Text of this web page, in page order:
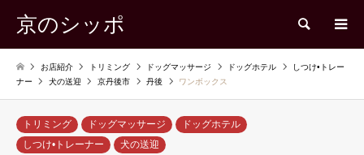
京のシッポ 検索
お店紹介 トリミング ドッグマッサージ ドッグホテル
しつけ•トレー
ナー
犬の送迎 京丹後市 丹後 ワンボックス
トリミング ドッグマッサージ
ドッグホテル
しつけ•トレーナー
犬の送迎